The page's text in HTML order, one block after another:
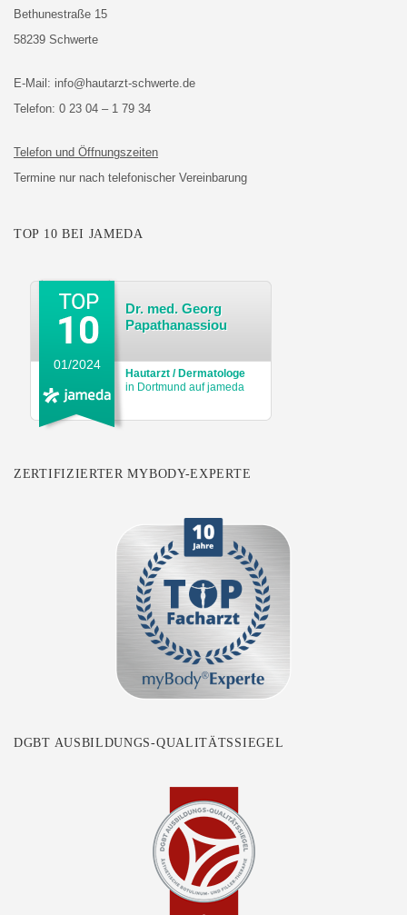
Bethunestraße 15
58239 Schwerte
E-Mail: info@hautarzt-schwerte.de
Telefon: 0 23 04 – 1 79 34
Telefon und Öffnungszeiten
Termine nur nach telefonischer Vereinbarung
TOP 10 BEI JAMEDA
Dr. med. Georg
Papathanassiou
Hautarzt / Dermatologe
in Dortmund auf jameda
01/2024
ZERTIFIZIERTER MYBODY-EXPERTE
DGBT AUSBILDUNGS-QUALITÄTSSIEGEL